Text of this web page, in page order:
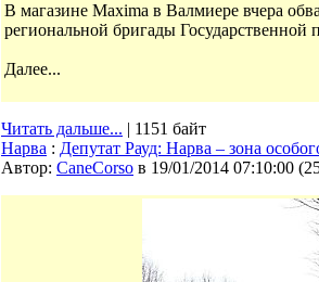
В магазине Maxima в Валмиере вчера
региональной бригады
Далее...
Читать дальше... | 1151 байт
Нарва : Депутат Рауд: Нарва – зона
Автор: CaneCorso в 19/01/2014 07:10:00 (